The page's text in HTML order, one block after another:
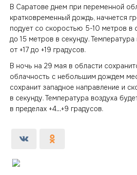
В Саратове днем при переменной
кратковременный дождь, начнется
подует со скоростью 5-10 метров в
до 15 метров в секунду. Температура
от +17 до +19 градусов.
В ночь на 29 мая в области
облачность с небольшим дождем
сохранит западное направление и
в секунду. Температура воздуха
в пределах +4…+9 градусов.